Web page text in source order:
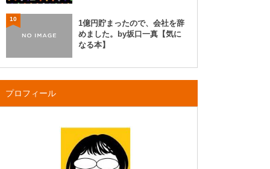
10
1億円貯まったので、会社を辞
めました。by坂口一真【気に
なる本】
プロフィール